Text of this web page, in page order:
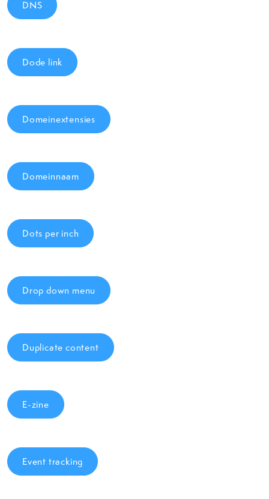
DNS
Dode link
Domeinextensies
Domeinnaam
Dots per inch
Drop down menu
Duplicate content
E-zine
Event tracking